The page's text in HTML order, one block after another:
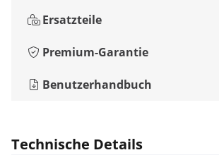
Ersatzteile
Premium-Garantie
Benutzerhandbuch
Technische Details